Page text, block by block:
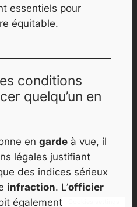
essentiels pour
équitable.
conditions
quelqu’un en
en gardeà vue, il
légales justifiant
des indices sérieux
infraction. L’officier
également respecter